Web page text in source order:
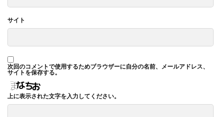
サイト
次回のコメントで使用するためブラウザーに自分の名前、メールアドレス、
サイトを保存する。
上に表示された文字を入力してください。